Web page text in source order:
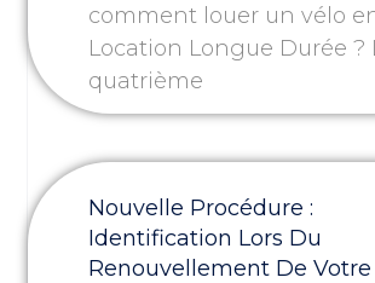
comment louer un vélo
Location Longue Durée ?
quatrième
Nouvelle Procédure :
Identification Lors Du
Renouvellement De Votre